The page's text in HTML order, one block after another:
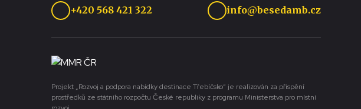
+420 568 421 322 info@besedamb.cz
Projekt „Rozvoj a podpora nabídky destinace Třebíčsko“ je realizován za přispění
prostředků ze státního rozpočtu České republiky z programu Ministerstva pro místní